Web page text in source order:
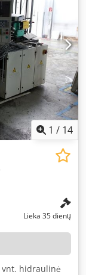
1 / 14
Lieka 35 dienų
vnt. hidraulinė